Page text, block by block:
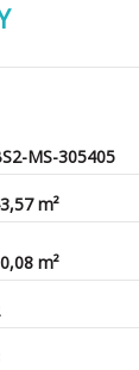
MS-305405
m²
m²